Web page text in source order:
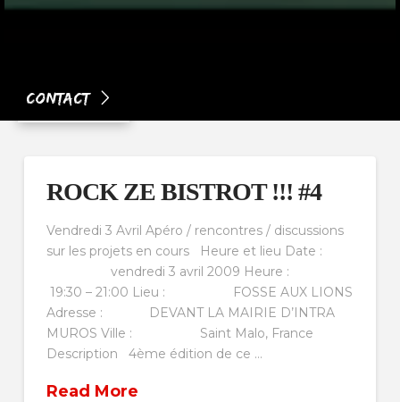
Contact
ROCK ZE BISTROT !!! #4
Vendredi 3 Avril Apéro / rencontres / discussions
sur les projets en cours Heure et lieu Date :
vendredi 3 avril 2009 Heure :
19:30 – 21:00 Lieu : FOSSE AUX LIONS
Adresse : DEVANT LA MAIRIE D’INTRA
MUROS Ville : Saint Malo, France
Description 4ème édition de ce …
Read More